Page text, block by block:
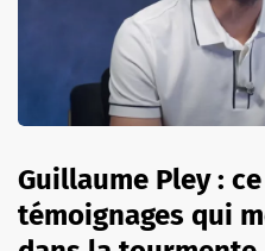
Guillaume Pley :
témoignages qui